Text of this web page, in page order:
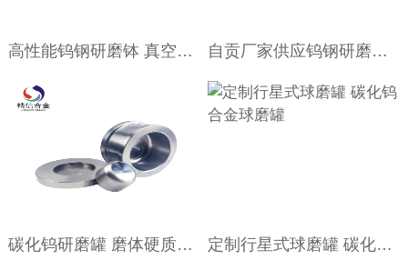
高性能钨钢研磨钵 真空碳化钨球磨罐 自贡厂家供应钨钢研磨器 实验室研磨设备定制
碳化钨研磨罐 磨体硬质合金料钵 YG8球磨罐 定制行星式球磨罐 碳化钨合金球磨罐